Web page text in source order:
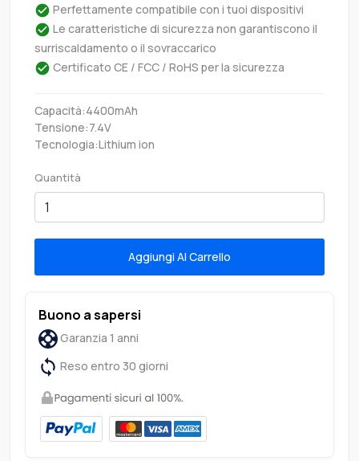
Perfettamente compatibile con i tuoi dispositivi
Le caratteristiche di sicurezza non garantiscono il
surriscaldamento o il sovraccarico
Certificato CE / FCC / RoHS per la sicurezza
Capacità:4400mAh
Tensione:7.4V
Tecnologia:Lithium ion
Quantità
Aggiungi Al Carrello
Buono a sapersi
Garanzia 1 anni
Reso entro 30 giorni